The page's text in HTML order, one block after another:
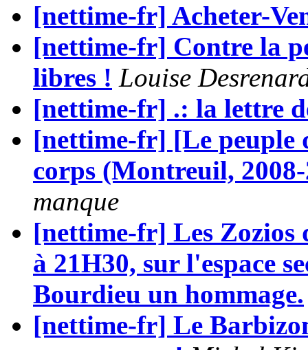
[nettime-fr] Acheter-
[nettime-fr] Contre la
libres ! Louise
[nettime-fr] .: la lettre
[nettime-fr] [Le peuple
corps (Montreuil,
manque
[nettime-fr] Les Zozios
à 21H30, sur l'espace
Bourdieu un hommage.
[nettime-fr] Le